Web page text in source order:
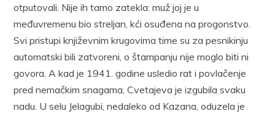
otputovali. Nije ih tamo zatekla: muž joj je u
međuvremenu bio streljan, kći osuđena na progonstvo.
Svi pristupi književnim krugovima time su za pesnikinju
automatski bili zatvoreni, o štampanju nije moglo biti ni
govora. A kad je 1941. godine usledio rat i povlačenje
pred nemačkim snagama, Cvetajeva je izgubila svaku
nadu. U selu Jelagubi, nedaleko od Kazana, oduzela je